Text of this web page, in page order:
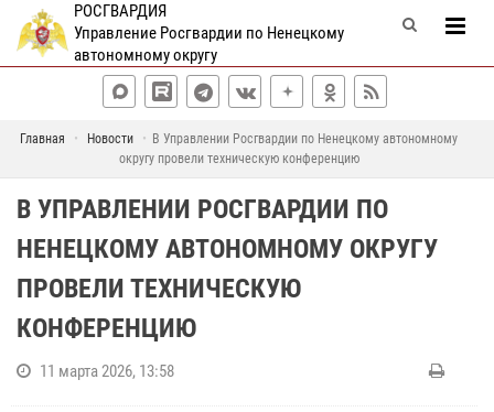
РОСГВАРДИЯ
Управление Росгвардии по Ненецкому
автономному округу
Главная Новости
В Управлении Росгвардии по Ненецкому автономному
округу провели техническую конференцию
В УПРАВЛЕНИИ РОСГВАРДИИ ПО
НЕНЕЦКОМУ АВТОНОМНОМУ ОКРУГУ
ПРОВЕЛИ ТЕХНИЧЕСКУЮ
КОНФЕРЕНЦИЮ
11 марта 2026, 13:58